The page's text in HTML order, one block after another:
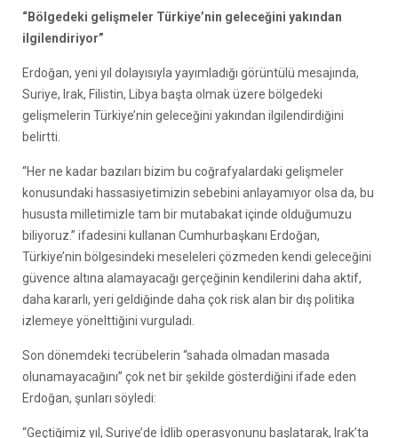
“Bölgedeki gelişmeler Türkiye’nin geleceğini yakından
ilgilendiriyor”
Erdoğan, yeni yıl dolayısıyla yayımladığı görüntülü mesajında,
Suriye, Irak, Filistin, Libya başta olmak üzere bölgedeki
gelişmelerin Türkiye’nin geleceğini yakından ilgilendirdiğini
belirtti.
“Her ne kadar bazıları bizim bu coğrafyalardaki gelişmeler
konusundaki hassasiyetimizin sebebini anlayamıyor olsa da, bu
hususta milletimizle tam bir mutabakat içinde olduğumuzu
biliyoruz.” ifadesini kullanan Cumhurbaşkanı Erdoğan,
Türkiye’nin bölgesindeki meseleleri çözmeden kendi geleceğini
güvence altına alamayacağı gerçeğinin kendilerini daha aktif,
daha kararlı, yeri geldiğinde daha çok risk alan bir dış politika
izlemeye yönelttiğini vurguladı.
Son dönemdeki tecrübelerin “sahada olmadan masada
olunamayacağını” çok net bir şekilde gösterdiğini ifade eden
Erdoğan, şunları söyledi:
“Geçtiğimiz yıl, Suriye’de İdlib operasyonunu başlatarak, Irak’ta